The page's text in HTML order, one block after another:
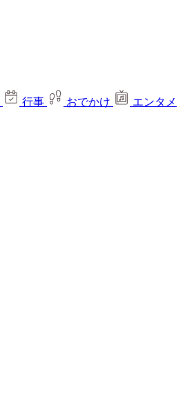
行事 おでかけ
エンタメ